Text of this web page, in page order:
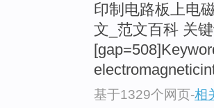
印制电路板上电
文_范文百科 关
基于1329个网页-相